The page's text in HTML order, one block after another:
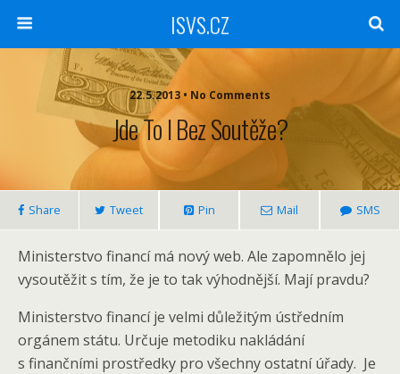
ISVS.CZ
22.5.2013 • No Comments
Jde To I Bez Soutěže?
Share Tweet Pin Mail SMS
Ministerstvo financí má nový web. Ale zapomnělo jej
vysoutěžit s tím, že je to tak výhodnější. Mají pravdu?
Ministerstvo financí je velmi důležitým ústředním
orgánem státu. Určuje metodiku nakládání
s finančními prostředky pro všechny ostatní úřady. Je